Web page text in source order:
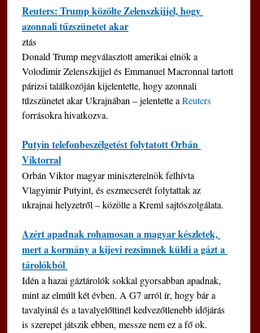
Reuters: Trump közölte Zelenszkijjel, hogy
azonnali tűzszünetet akar
ztás
Donald Trump megválasztott amerikai elnök a
Volodimir Zelenszkijjel és Emmanuel Macronnal tartott
párizsi találkozóján kijelentette, hogy azonnali
tűzszünetet akar Ukrajnában – jelentette a Reuters
forrásokra hivatkozva.
Putyin telefonbeszélgetést folytatott Orbán
Viktorral
Orbán Viktor magyar miniszterelnök felhívta
Vlagyimir Putyint, és eszmecserét folytattak az
ukrajnai helyzetről – közölte a Kreml sajtószolgálata.
Azért apadnak rohamosan a magyar készletek,
mert a kormány a kijevi rezsimnek küldi a gázt a
tárolókból
Idén a hazai gáztárolók sokkal gyorsabban apadnak,
mint az elmúlt két évben. A G7 arról ír, hogy bár a
tavalyinál és a tavalyelőttinél kedvezőtlenebb időjárás
is szerepet játszik ebben, messze nem ez a fő ok.